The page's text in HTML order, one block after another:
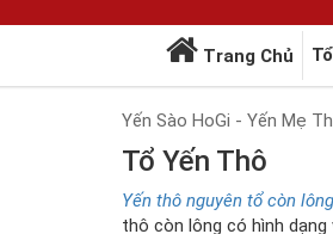
Trang Chủ
Yến Sào HoGi - Yến Mẹ
Tổ Yến Thô
Yến thô nguyên tổ còn lông
thô còn lông có hình